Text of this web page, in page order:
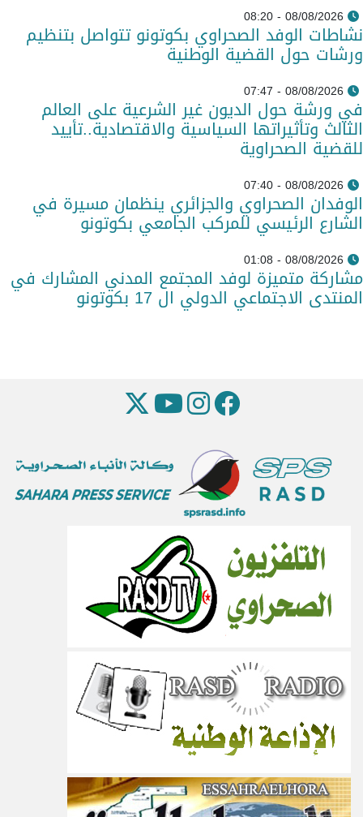
08/08/2026 - 08:20
نشاطات الوفد الصحراوي بكوتونو تتواصل بتنظيم
ورشات حول القضية الوطنية
08/08/2026 - 07:47
في ورشة حول الديون غير الشرعية على العالم
الثالث وتأثيراتها السياسية والاقتصادية..تأييد
للقضية الصحراوية
08/08/2026 - 07:40
الوفدان الصحراوي والجزائري ينظمان مسيرة في
الشارع الرئيسي للمركب الجامعي بكوتونو
08/08/2026 - 01:08
مشاركة متميزة لوفد المجتمع المدني المشارك في
المنتدى الاجتماعي الدولي ال 17 بكوتونو